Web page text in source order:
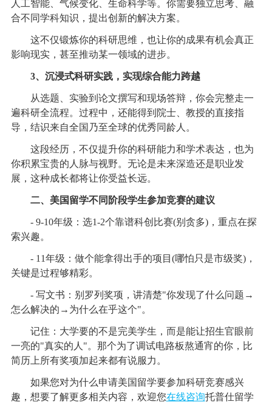
人工智能、气候变化、生命科学等。你需要独立思考、融
合不同学科知识，提出创新的解决方案。
这不仅锻炼你的科研思维，也让你的成果有机会真正
影响现实，甚至推动某一领域的进步。
3、沉浸式科研实践，实现综合能力跨越
从选题、实验到论文撰写和现场答辩，你会完整走一
遍科研全流程。过程中，还能得到院士、教授的直接指
导，结识来自全国乃至全球的优秀同龄人。
这段经历，不仅提升你的科研能力和学术表达，也为
你积累宝贵的人脉与视野。无论是未来深造还是职业发
展，这种成长都将让你受益长远。
二、美国留学不同阶段学生参加竞赛的建议
- 9-10年级：选1-2个靠谱科创比赛(别贪多)，重点在探
索兴趣。
- 11年级：做个能拿得出手的项目(哪怕只是市级奖)，
关键是过程够精彩。
- 写文书：别罗列奖项，讲清楚"你发现了什么问题→
怎么解决的→为什么在乎这个"。
记住：大学要的不是完美学生，而是能让招生官眼前
一亮的"真实的人"。那个为了调试电路板熬通宵的你，比
简历上所有奖项加起来都有说服力。
如果您对为什么申请美国留学要参加科研竞赛感兴
趣，想要了解更多相关内容，欢迎您在线咨询托普仕留学